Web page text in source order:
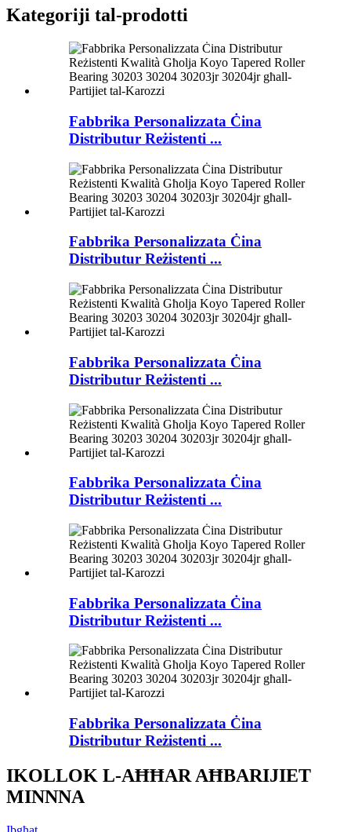
Kategoriji tal-prodotti
Fabbrika Personalizzata Ċina
Distributur Reżistenti ...
Fabbrika Personalizzata Ċina
Distributur Reżistenti ...
Fabbrika Personalizzata Ċina
Distributur Reżistenti ...
Fabbrika Personalizzata Ċina
Distributur Reżistenti ...
Fabbrika Personalizzata Ċina
Distributur Reżistenti ...
Fabbrika Personalizzata Ċina
Distributur Reżistenti ...
IKOLLOK L-AĦĦAR AĦBARIJIET
MINNNA